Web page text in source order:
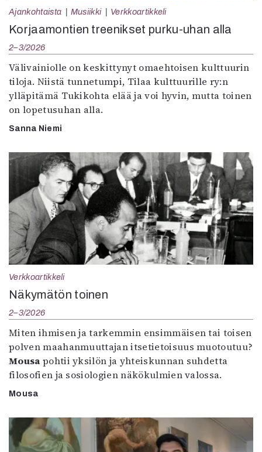
Ajankohtaista Musiikki Verkkoartikkeli
Korjaamontien treenikset purku-uhan alla
2–3/2026
Välivainiolle on keskittynyt omaehtoisen kulttuurin
tiloja. Niistä tunnetumpi, Tilaa kulttuurille ry:n
ylläpitämä Tukikohta elää ja voi hyvin, mutta toinen
on lopetusuhan alla.
Sanna Niemi
Verkkoartikkeli
Näkymätön toinen
2–3/2026
Miten ihmisen ja tarkemmin ensimmäisen tai toisen
polven maahanmuuttajan itsetietoisuus muotoutuu?
Mousa pohtii yksilön ja yhteiskunnan suhdetta
filosofien ja sosiologien näkökulmien valossa.
Mousa